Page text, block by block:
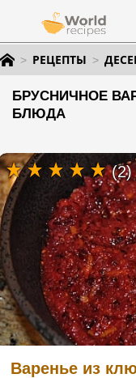
РЕЦЕПТЫ
БРУСНИЧНОЕ
БЛЮДА
Варенье из
(2)